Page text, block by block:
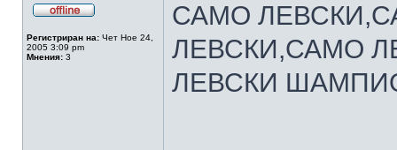
Регистриран на: Чет Ное 24,
2005 3:09 pm
Мнения: 3
САМО
ЛЕВСКИ,САМО
ЛЕВСКИ